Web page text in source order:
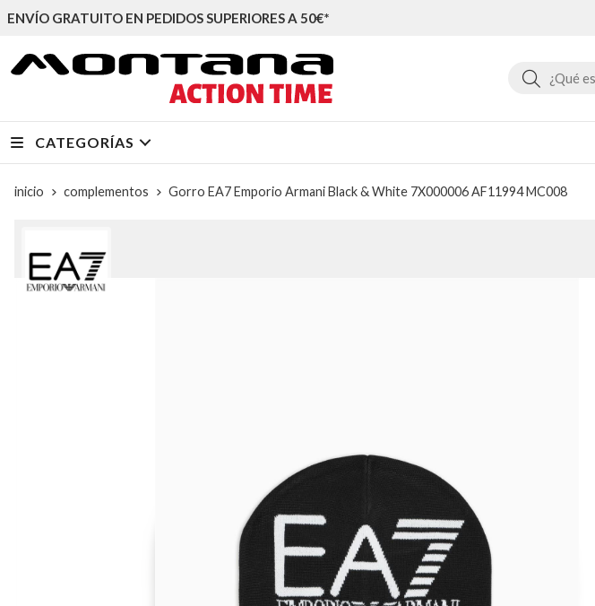
ENVÍO GRATUITO EN PEDIDOS SUPERIORES A 50€*
Buscar
CATEGORÍAS
inicio complementos Gorro EA7 Emporio Armani Black & White 7X000006 AF11994 MC008